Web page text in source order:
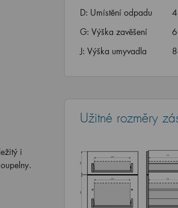
i
D: Umístění odpadu
G: Výška zavěšení
J: Výška umyvadla
Užitné rozměry